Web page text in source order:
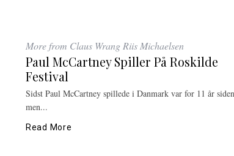
More from Claus Wrang Riis Michaelsen
Paul McCartney Spiller På Roskilde
Festival
Sidst Paul McCartney spillede i Danmark var for 11 år
men...
Read More